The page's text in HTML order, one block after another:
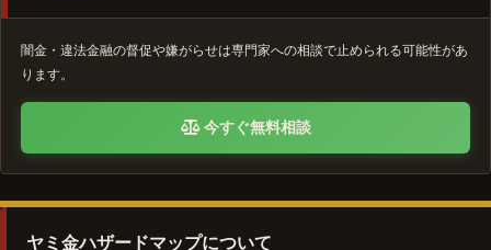
闇金・違法金融の督促や嫌がらせは専門家への相談で止められる可能性があ
ります。
今すぐ無料相談
ヤミ金ハザードマップについて